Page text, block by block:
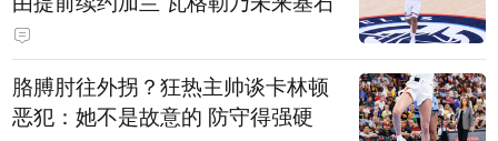
胳膊肘往外拐？狂热主帅谈卡林顿
恶犯：她不是故意的 防守得强硬